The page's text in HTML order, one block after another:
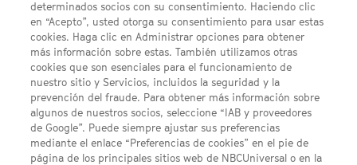
Acerca de SYFY
Condiciones Generales de Uso
Opciones de Anuncios
Política de privacidad
UNA DIVISIÓN DE NBCUNIVERSAL
determinados socios con su consentimiento. Haciendo clic
en “Acepto”, usted otorga su consentimiento para usar estas
cookies. Haga clic en Administrar opciones para obtener
más información sobre estas. También utilizamos otras
cookies que son esenciales para el funcionamiento de
nuestro sitio y Servicios, incluidos la seguridad y la
prevención del fraude. Para obtener más información sobre
algunos de nuestros socios, seleccione “IAB y proveedores
de Google”. Puede siempre ajustar sus preferencias
mediante el enlace “Preferencias de cookies” en el pie de
página de los principales sitios web de NBCUniversal o en la